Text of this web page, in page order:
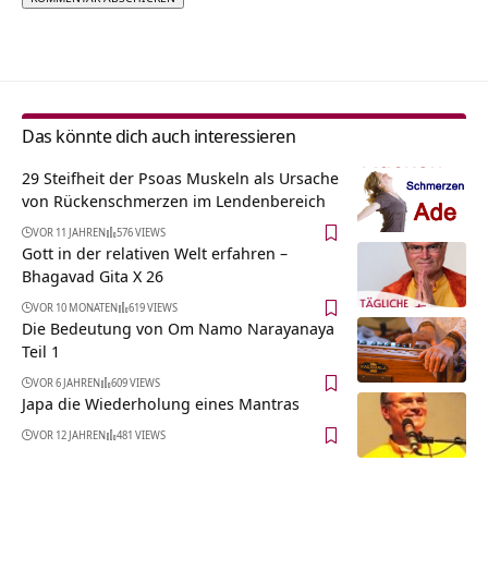
Das könnte dich auch interessieren
29 Steifheit der Psoas Muskeln als Ursache
von Rückenschmerzen im Lendenbereich
VOR 11 JAHREN 576 VIEWS
Gott in der relativen Welt erfahren –
Bhagavad Gita X 26
VOR 10 MONATEN 619 VIEWS
Die Bedeutung von Om Namo Narayanaya
Teil 1
VOR 6 JAHREN 609 VIEWS
Japa die Wiederholung eines Mantras
VOR 12 JAHREN 481 VIEWS